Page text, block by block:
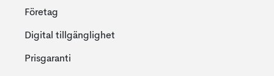
Företag
Digital tillgänglighet
Prisgaranti